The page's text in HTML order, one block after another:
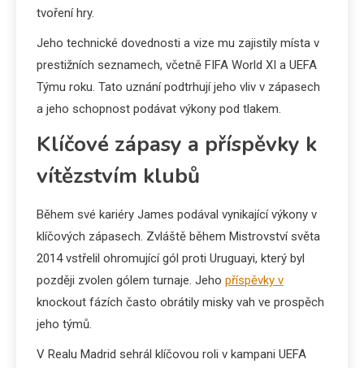
tvoření hry.
Jeho technické dovednosti a vize mu zajistily místa v
prestižních seznamech, včetně FIFA World XI a UEFA
Týmu roku. Tato uznání podtrhují jeho vliv v zápasech
a jeho schopnost podávat výkony pod tlakem.
Klíčové zápasy a příspěvky k
vítězstvím klubů
Během své kariéry James podával vynikající výkony v
klíčových zápasech. Zvláště během Mistrovství světa
2014 vstřelil ohromující gól proti Uruguayi, který byl
později zvolen gólem turnaje. Jeho příspěvky v
knockout fázích často obrátily misky vah ve prospěch
jeho týmů.
V Realu Madrid sehrál klíčovou roli v kampani UEFA